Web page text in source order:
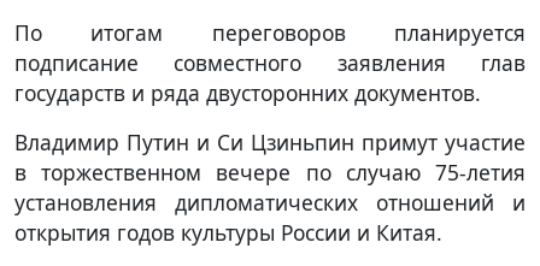
По итогам переговоров планируется
подписание совместного заявления глав
государств и ряда двусторонних документов.
Владимир Путин и Си Цзиньпин примут участие
в торжественном вечере по случаю 75-летия
установления дипломатических отношений и
открытия годов культуры России и Китая.